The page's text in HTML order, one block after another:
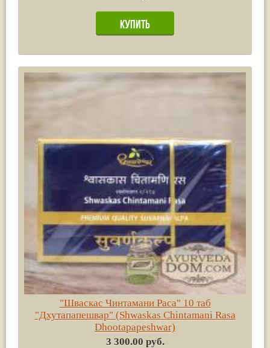
"Шваскас Чинтамани Раса" 10 таб
"Дхутапапешвар" (Shwaskas Chintamani Rasa
Dhootapapeshwar)
3 300.00 руб.